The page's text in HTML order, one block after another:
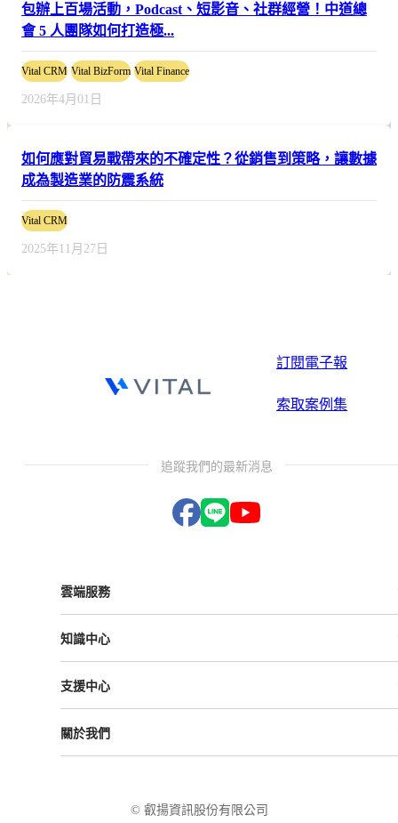
包辦上百場活動，Podcast、短影音、社群經營！中道總
會 5 人團隊如何打造極...
Vital CRM Vital BizForm Vital Finance
2026年4月01日
如何應對貿易戰帶來的不確定性？從銷售到策略，讓數據
成為製造業的防震系統
Vital CRM
2025年11月27日
訂閱電子報
索取案例集
追蹤我們的最新消息
雲端服務
Vital NetZero
Vital Finance
Vital OD
知識中心
成功案例
支援中心
解決方案
關於我們
使用條款© 叡揚資訊股份有限公司